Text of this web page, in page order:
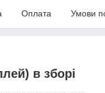
Оплата Умови
в зборі